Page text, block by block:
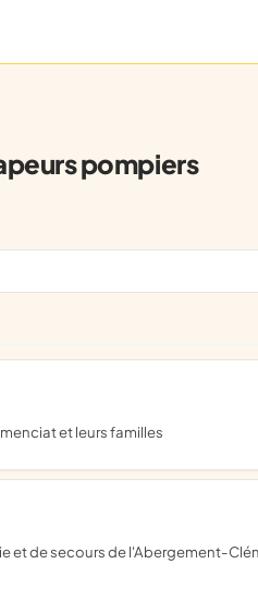
pompiers
et leurs familles